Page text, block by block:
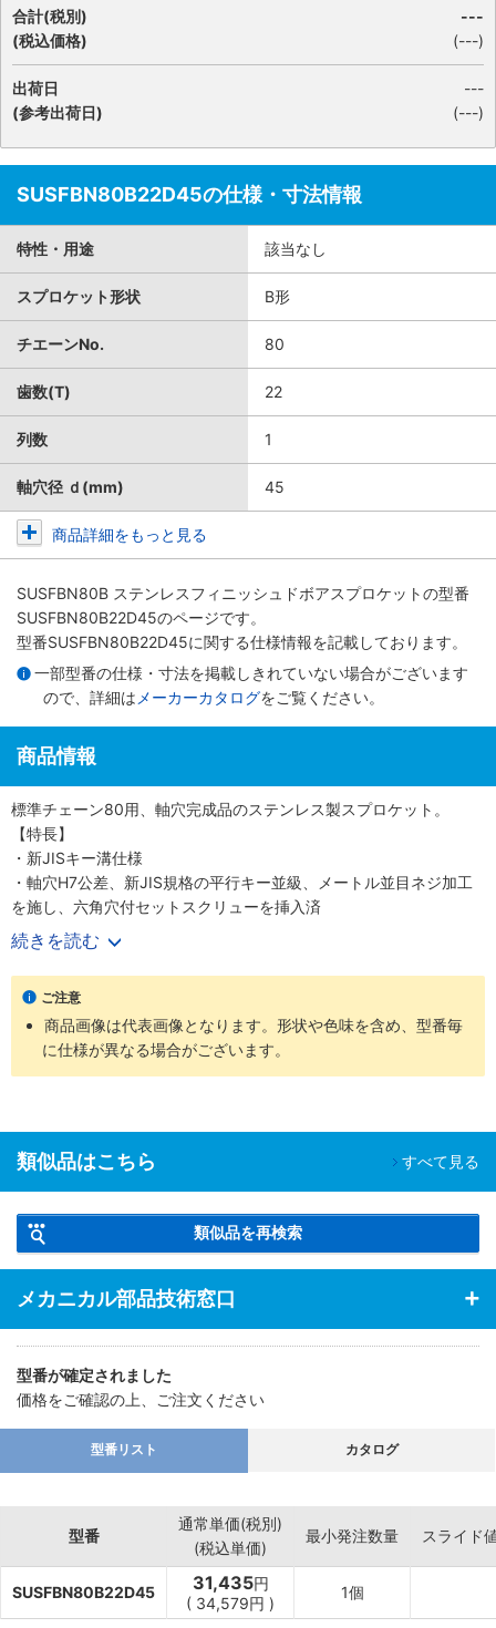
合計(税別)
(税込価格)
---
(---)
出荷日
(参考出荷日)
---
(---)
SUSFBN80B22D45の仕様・寸法情報
特性・用途 該当なし
スプロケット形状 B形
チエーンNo. 80
歯数(T) 22
列数 1
軸穴径 ｄ(mm) 45
商品詳細をもっと見る
SUSFBN80B ステンレスフィニッシュドボアスプロケットの型番
SUSFBN80B22D45のページです。
型番SUSFBN80B22D45に関する仕様情報を記載しております。
一部型番の仕様・寸法を掲載しきれていない場合がございます
ので、詳細は メーカーカタログをご覧ください。
商品情報
標準チェーン80用、軸穴完成品のステンレス製スプロケット。
【特長】
・新JISキー溝仕様
・軸穴H7公差、新JIS規格の平行キー並級、メートル並目ネジ加工
を施し、六角穴付セットスクリューを挿入済
・ステンレスGB304
【用途】
・屋外の伝動装置
・水または蒸気の掛かるところ、高温、低温の雰囲気
続きを読む
ご注意
商品画像は代表画像となります。形状や色味を含め、型番毎
に仕様が異なる場合がございます。
類似品はこちら すべて見る
類似品を再検索
メカニカル部品技術窓口
型番が確定されました
価格をご確認の上、ご注文ください
型番リスト カタログ
型番
通常単価(税別)
(税込単価)
最小発注数量 スライド
SUSFBN80B22D45 31,435円
( 34,579円 )
1個